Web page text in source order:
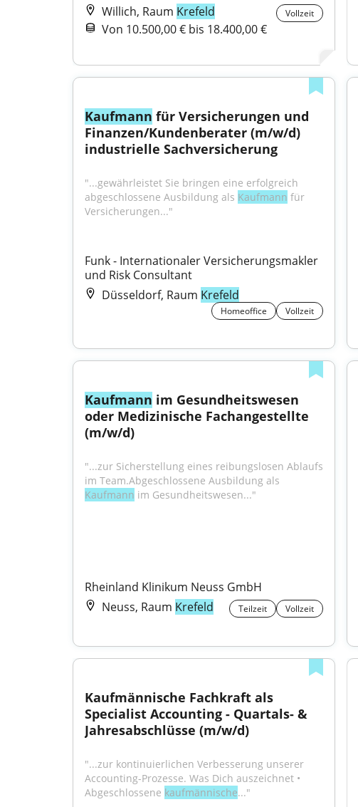
Willich, Raum Krefeld Vollzeit
Von 10.500,00 € bis 18.400,00 €
Kaufmann für Versicherungen und
Finanzen/Kundenberater (m/w/d)
industrielle Sachversicherung
"...gewährleistet Sie bringen eine erfolgreich
abgeschlossene Ausbildung als Kaufmann für
Versicherungen..."
Funk - Internationaler Versicherungsmakler
und Risk Consultant
Düsseldorf, Raum Krefeld
Homeoffice Vollzeit
Kaufmann im Gesundheitswesen
oder Medizinische Fachangestellte
(m/w/d)
"...zur Sicherstellung eines reibungslosen Ablaufs
Kaufmann im Gesundheitswesen..."
Rheinland Klinikum Neuss GmbH
Neuss, Raum Krefeld Teilzeit Vollzeit
Kaufmännische Fachkraft als
Specialist Accounting - Quartals- &
Jahresabschlüsse (m/w/d)
"...zur kontinuierlichen Verbesserung unserer
Accounting-Prozesse. Was Dich auszeichnet •
Abgeschlossene kaufmännische..."